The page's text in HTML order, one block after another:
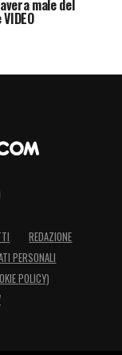
male del
REDAZIONE
PERSONALI
POLICY)